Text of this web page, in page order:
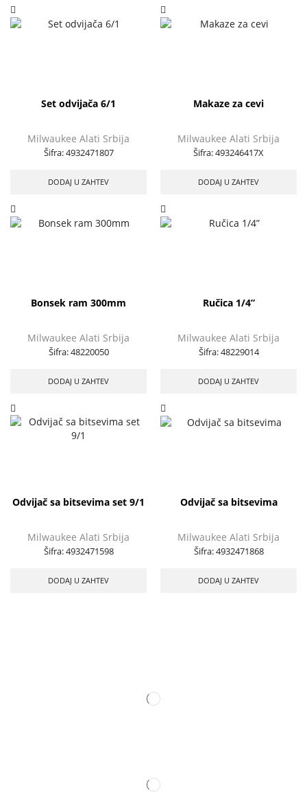
Set odvijača 6/1
Milwaukee Alati Srbija
Šifra:4932471807
DODAJ U ZAHTEV
Makaze za cevi
Milwaukee Alati Srbija
Šifra:493246417X
DODAJ U ZAHTEV
Bonsek ram 300mm
Milwaukee Alati Srbija
Šifra:48220050
DODAJ U ZAHTEV
Ručica 1/4”
Milwaukee Alati Srbija
Šifra:48229014
DODAJ U ZAHTEV
Odvijač sa bitsevima set 9/1
Milwaukee Alati Srbija
Šifra:4932471598
DODAJ U ZAHTEV
Odvijač sa bitsevima
Milwaukee Alati Srbija
Šifra:4932471868
DODAJ U ZAHTEV